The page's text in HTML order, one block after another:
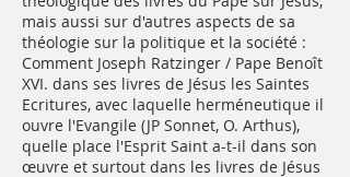
mais aussi sur d'autres aspects de sa
théologie sur la politique et la société :
Comment Joseph Ratzinger / Pape Benoît
XVI. dans ses livres de Jésus les Saintes
Ecritures, avec laquelle herméneutique il
ouvre l'Evangile (JP Sonnet, O. Arthus),
quelle place l'Esprit Saint a-t-il dans son
œuvre et surtout dans les livres de Jésus